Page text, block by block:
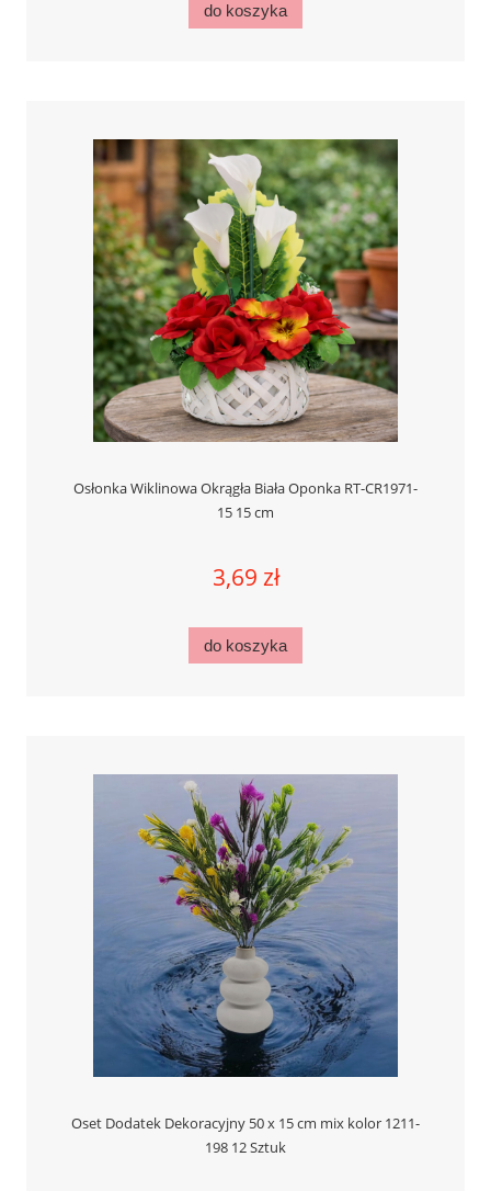
do koszyka
Osłonka Wiklinowa Okrągła Biała Oponka RT-CR1971-
15 15 cm
3,69 zł
do koszyka
Oset Dodatek Dekoracyjny 50 x 15 cm mix kolor 1211-
198 12 Sztuk